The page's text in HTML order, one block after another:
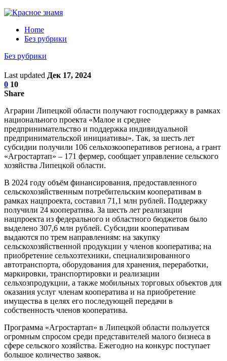
Home
Без рубрики
Без рубрики
Last updated Дек 17, 2024
0 10
Share
Аграрии Липецкой области получают господдержку в рамках
национального проекта «Малое и среднее
предпринимательство и поддержка индивидуальной
предпринимательской инициативы». Так, за шесть лет
субсидии получили 106 сельхозкооперативов региона, а грант
«Агростартап» – 171 фермер, сообщает управление сельского
хозяйства Липецкой области.
В 2024 году объём финансирования, предоставленного
сельскохозяйственным потребительским кооперативам в
рамках нацпроекта, составил 71,1 млн рублей. Поддержку
получили 24 кооператива. За шесть лет реализации
нацпроекта из федерального и областного бюджетов было
выделено 307,6 млн рублей. Субсидии кооперативам
выдаются по трем направлениям: на закупку
сельскохозяйственной продукции у членов кооператива; на
приобретение сельхозтехники, специализированного
автотранспорта, оборудования для хранения, переработки,
маркировки, транспортировки и реализации
сельхозпродукции, а также мобильных торговых объектов для
оказания услуг членам кооператива и на приобретение
имущества в целях его последующей передачи в
собственность членов кооператива.
Программа «Агростартап» в Липецкой области пользуется
огромным спросом среди представителей малого бизнеса в
сфере сельского хозяйства. Ежегодно на конкурс поступает
большое количество заявок.